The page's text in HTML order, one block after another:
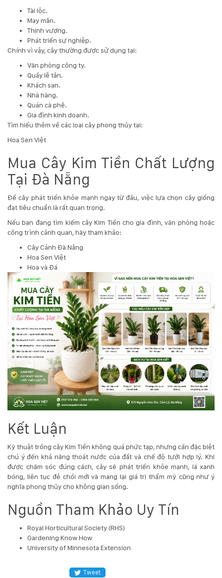
Tài lộc.
May mắn.
Thịnh vượng.
Phát triển sự nghiệp.
Chính vì vậy, cây thường được sử dụng tại:
Văn phòng công ty.
Quầy lễ tân.
Khách sạn.
Nhà hàng.
Quán cà phê.
Gia đình kinh doanh.
Tìm hiểu thêm về các loại cây phong thủy tại:
Hoa Sen Việt
Mua Cây Kim Tiền Chất Lượng
Tại Đà Nẵng
Để cây phát triển khỏe mạnh ngay từ đầu, việc lựa chọn cây giống
đạt tiêu chuẩn là rất quan trọng.
Nếu bạn đang tìm kiếm cây Kim Tiền cho gia đình, văn phòng hoặc
công trình cảnh quan, hãy tham khảo:
Cây Cảnh Đà Nẵng
Hoa Sen Việt
Hoa và Đá
Kết Luận
Kỹ thuật trồng cây Kim Tiền không quá phức tạp, nhưng cần đặc biệt
chú ý đến khả năng thoát nước của đất và chế độ tưới hợp lý. Khi
được chăm sóc đúng cách, cây sẽ phát triển khỏe mạnh, lá xanh
bóng, liên tục đẻ chồi mới và mang lại giá trị thẩm mỹ cũng như ý
nghĩa phong thủy cho không gian sống.
Nguồn Tham Khảo Uy Tín
Royal Horticultural Society (RHS)
Gardening Know How
University of Minnesota Extension
Tweet